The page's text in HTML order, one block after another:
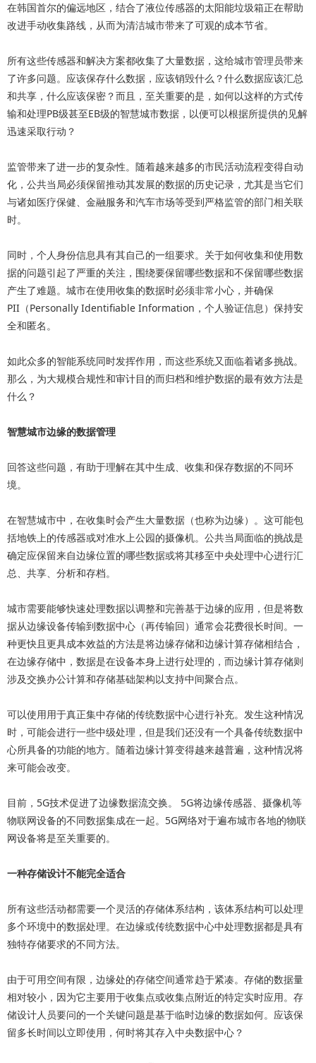
在韩国首尔的偏远地区，结合了液位传感器的太阳能垃圾箱正在帮助
改进手动收集路线，从而为清洁城市带来了可观的成本节省。
所有这些传感器和解决方案都收集了大量数据，这给城市管理员带来
了许多问题。应该保存什么数据，应该销毁什么？什么数据应该汇总
和共享，什么应该保密？而且，至关重要的是，如何以这样的方式传
输和处理PB级甚至EB级的智慧城市数据，以便可以根据所提供的见解
迅速采取行动？
监管带来了进一步的复杂性。随着越来越多的市民活动流程变得自动
化，公共当局必须保留推动其发展的数据的历史记录，尤其是当它们
与诸如医疗保健、金融服务和汽车市场等受到严格监管的部门相关联
时。
同时，个人身份信息具有其自己的一组要求。关于如何收集和使用数
据的问题引起了严重的关注，围绕要保留哪些数据和不保留哪些数据
产生了难题。城市在使用收集的数据时必须非常小心，并确保
PII（Personally Identifiable Information，个人验证信息）保持安
全和匿名。
如此众多的智能系统同时发挥作用，而这些系统又面临着诸多挑战。
那么，为大规模合规性和审计目的而归档和维护数据的最有效方法是
什么？
智慧城市边缘的数据管理
回答这些问题，有助于理解在其中生成、收集和保存数据的不同环
境。
在智慧城市中，在收集时会产生大量数据（也称为边缘）。这可能包
括地铁上的传感器或对准水上公园的摄像机。公共当局面临的挑战是
确定应保留来自边缘位置的哪些数据或将其移至中央处理中心进行汇
总、共享、分析和存档。
城市需要能够快速处理数据以调整和完善基于边缘的应用，但是将数
据从边缘设备传输到数据中心（再传输回）通常会花费很长时间。一
种更快且更具成本效益的方法是将边缘存储和边缘计算存储相结合，
在边缘存储中，数据是在设备本身上进行处理的，而边缘计算存储则
涉及交换办公计算和存储基础架构以支持中间聚合点。
可以使用用于真正集中存储的传统数据中心进行补充。发生这种情况
时，可能会进行一些中级处理，但是我们还没有一个具备传统数据中
心所具备的功能的地方。随着边缘计算变得越来越普遍，这种情况将
来可能会改变。
目前，5G技术促进了边缘数据流交换。 5G将边缘传感器、摄像机等
物联网设备的不同数据集成在一起。5G网络对于遍布城市各地的物联
网设备将是至关重要的。
一种存储设计不能完全适合
所有这些活动都需要一个灵活的存储体系结构，该体系结构可以处理
多个环境中的数据处理。在边缘或传统数据中心中处理数据都是具有
独特存储要求的不同方法。
由于可用空间有限，边缘处的存储空间通常趋于紧凑。存储的数据量
相对较小，因为它主要用于收集点或收集点附近的特定实时应用。存
储设计人员要问的一个关键问题是基于临时边缘的数据如何。应该保
留多长时间以立即使用，何时将其存入中央数据中心？